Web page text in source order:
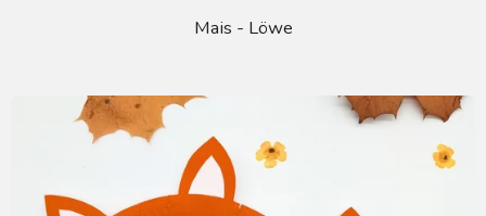
Mais - Löwe